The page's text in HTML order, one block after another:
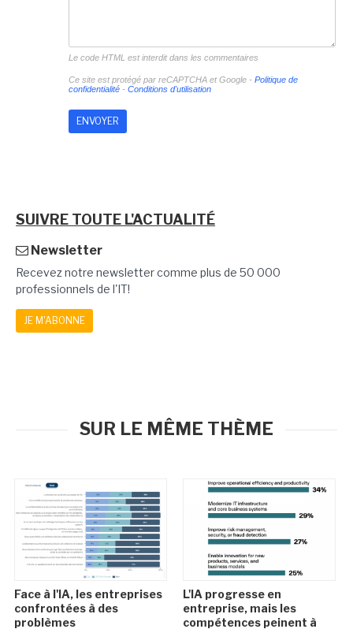
Le code HTML est interdit dans les commentaires
Ce site est protégé par reCAPTCHA et Google - Politique de
confidentialité- Conditions d'utilisation
SUIVRE TOUTE L'ACTUALITÉ
Newsletter
Recevez notre newsletter comme plus de 50 000
professionnels de l'IT!
JE M'ABONNE
SUR LE MÊME THÈME
Face à l'IA, les entreprises
confrontées à des
problèmes
L'IA progresse en
entreprise, mais les
compétences peinent à